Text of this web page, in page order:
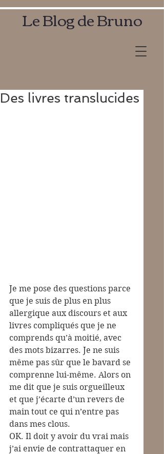
Le Blog de Bruno
Des livres translucides
Je me pose des questions parce
que je suis de plus en plus
allergique aux discours et aux
livres compliqués que je ne
comprends qu’à moitié, avec
des mots bizarres. Je ne suis
même pas sûr que le bavard se
comprenne lui-même. Alors on
me dit que je suis orgueilleux
et que j’écarte d’un revers de
main tout ce qui n’entre pas
dans mes clous.
OK. Il doit y avoir du vrai mais
j’ai envie de contrattaquer en